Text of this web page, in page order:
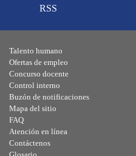
RSS
Talento humano
Ofertas de empleo
Concurso docente
Control interno
Buzón de notificaciones
Mapa del sitio
FAQ
Atención en línea
Contáctenos